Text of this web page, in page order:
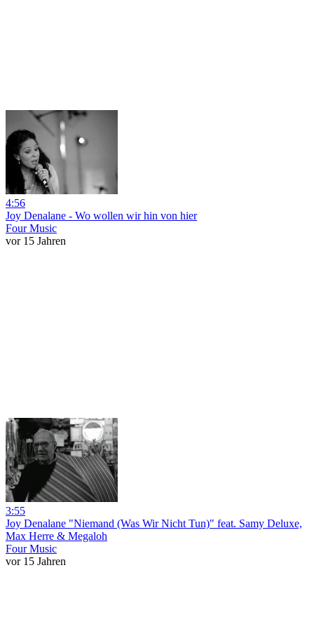
4:56
Joy Denalane - Wo wollen wir hin von hier
Four Music
vor 15 Jahren
3:55
Joy Denalane "Niemand (Was Wir Nicht Tun)" feat. Samy Deluxe,
Max Herre & Megaloh
Four Music
vor 15 Jahren